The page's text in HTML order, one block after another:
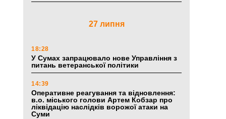
27 липня
18:28
У Сумах запрацювало нове Управління з
питань ветеранської політики
14:39
Оперативне реагування та відновлення:
в.о. міського голови Артем Кобзар про
ліквідацію наслідків ворожої атаки на
Суми